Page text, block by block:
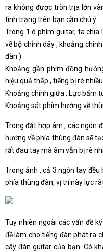
ra không được tròn trịa lớn
tình trạng trên bạn cần chú ý:
Trong 1 ô phím guitar, ta
về bộ chỉnh dây , khoảng
đàn )
Khoảng gần phím đồng
hiệu quả thấp , tiếng bị rè nhiều
Khoảng chính giữa : Lực bấm
Khoảng sát phím hướng về
Trong đặt hợp âm , các ngón
hướng về phía thùng đàn sẽ
rất đau tay mà âm vẫn bị rè
Trong ảnh , cả 3 ngón tay
phía thùng đàn, vị trí này lực
Tuy nhiên ngoài các vấn đề
đề làm cho tiếng đàn phát ra
cây đàn guitar của bạn. Có